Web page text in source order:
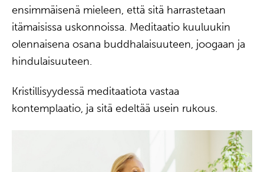
ensimmäisenä mieleen, että sitä harrastetaan
itämaisissa uskonnoissa. Meditaatio kuuluukin
olennaisena osana buddhalaisuuteen, joogaan ja
hindulaisuuteen.
Kristillisyydessä meditaatiota vastaa
kontemplaatio, ja sitä edeltää usein rukous.